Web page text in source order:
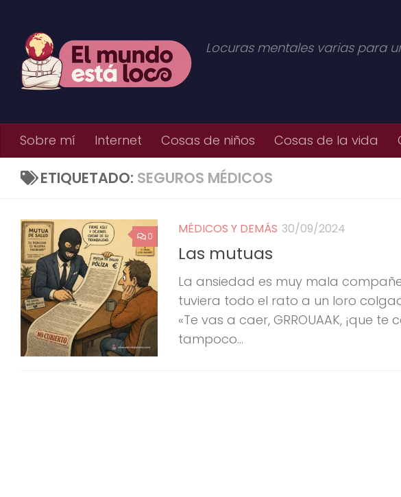
Locuras mentales varias para
Sobre mí Internet Cosas de niños Cosas de la vida
ETIQUETADO: SEGUROS MÉDICOS
0 MÉDICOS Y DEMÁS 30/09/2024
Las mutuas
La ansiedad es muy mala
tuviera todo el rato a un loro
«Te vas a caer, GRROUAAK, ¡que
tampoco...